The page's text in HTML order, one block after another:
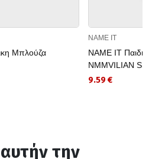
Μπλούζα
NAME IT
NAME IT
NMMVILIAN SS
9.59 €
την